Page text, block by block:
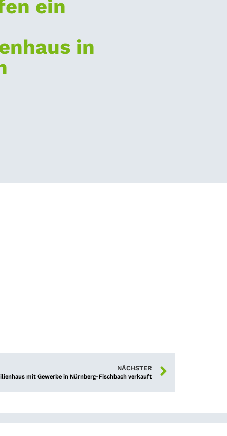
ein
in
NÄCHSTER
mit Gewerbe in Nürnberg-Fischbach verkauft